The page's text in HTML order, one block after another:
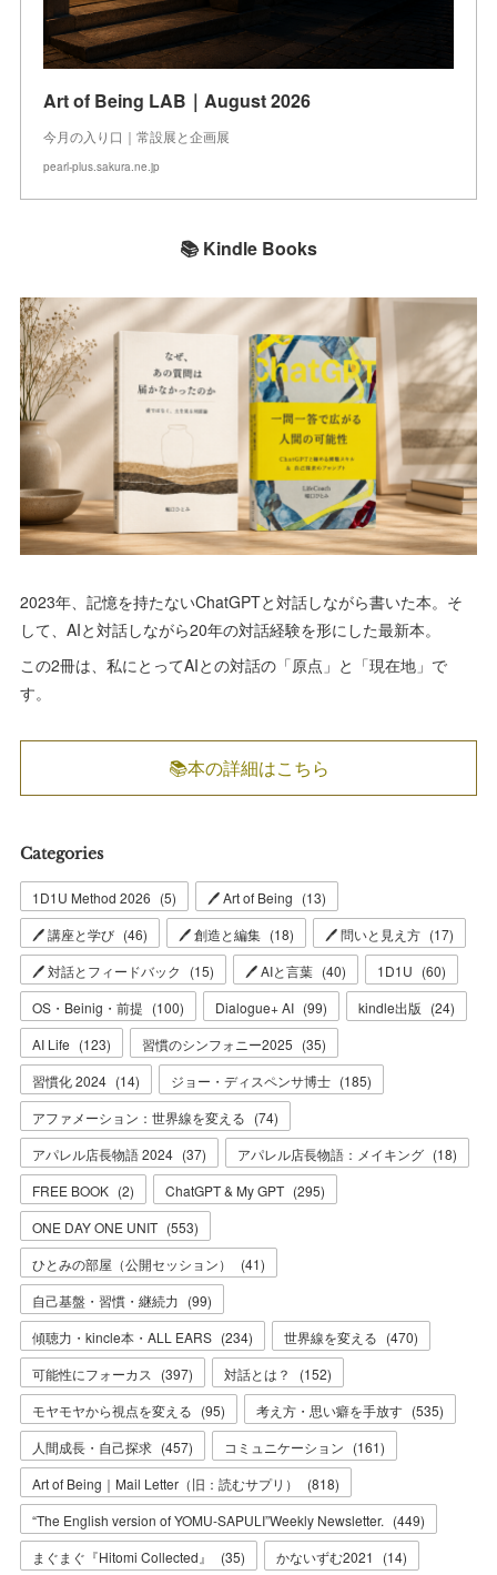
Art of Being LAB｜August 2026
今月の入り口｜常設展と企画展
pearl-plus.sakura.ne.jp
📚 Kindle Books
2023年、記憶を持たないChatGPTと対話しながら書いた本。そ
して、AIと対話しながら20年の対話経験を形にした最新本。
この2冊は、私にとってAIとの対話の「原点」と「現在地」で
す。
📚本の詳細はこちら
Categories
1D1U Method 2026 (5) 🖊 Art of Being (13)
🖊 講座と学び (46) 🖊 創造と編集 (18) 🖊 問いと見え方 (17)
🖊 対話とフィードバック
(15) 🖊 AIと言葉 (40) 1D1U (60)
OS・Beinig・前提 (100) Dialogue+ AI (99) kindle出版 (24)
AI Life (123) 習慣のシンフォニー2025 (35)
習慣化 2024 (14) ジョー・ディスペンサ博士 (185)
アファメーション：世界線を変える (74)
アパレル店長物語 2024 (37) アパレル店長物語：メイキング (18)
FREE BOOK (2) ChatGPT & My GPT (295)
ONE DAY ONE UNIT (553)
ひとみの部屋（公開セッション）
(41)
自己基盤・習慣・継続力 (99)
傾聴力・kincle本・ALL EARS (234) 世界線を変える (470)
可能性にフォーカス
(397) 対話とは？ (152)
モヤモヤから視点を変える (95) 考え方・思い癖を手放す (535)
人間成長・自己探求 (457) コミュニケーション (161)
Art of Being｜Mail Letter（旧：読むサプリ）
(818)
“The English version of YOMU-SAPULI”Weekly Newsletter. (449)
まぐまぐ『Hitomi Collected』
(35) かないずむ2021 (14)